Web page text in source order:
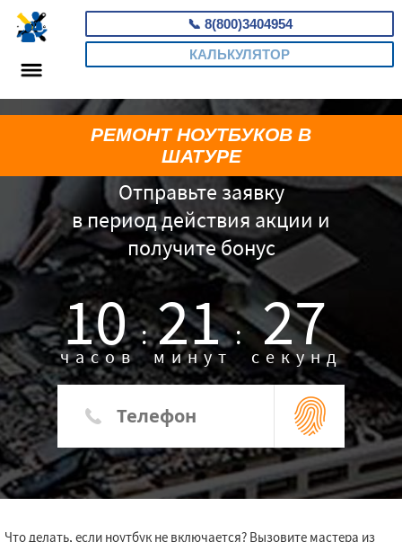
📞 8(800)3404954
КАЛЬКУЛЯТОР
Отправьте заявку
в период действия акции и
получите бонус
10 :
часов 21 :
минут 26
секунд
РЕМОНТ НОУТБУКОВ В
ШАТУРЕ
Что делать, если ноутбук не включается? Вызовите мастера из